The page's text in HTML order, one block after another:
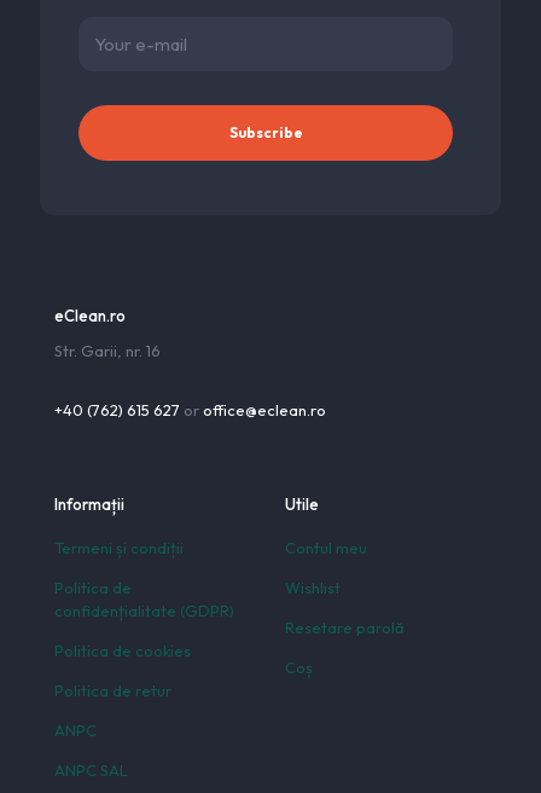
eClean.ro
Str. Garii, nr. 16
+40 (762) 615 627 oroffice@eclean.ro
Informații
Termeni și condiții
Politica de
confidențialitate (GDPR)
Politica de cookies
Politica de retur
ANPC
ANPC SAL
Utile
Contul meu
Wishlist
Resetare parolă
Coș